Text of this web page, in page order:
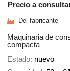
Precio a
Del fabricante
Maquinaria de
compacta
Estado nuevo